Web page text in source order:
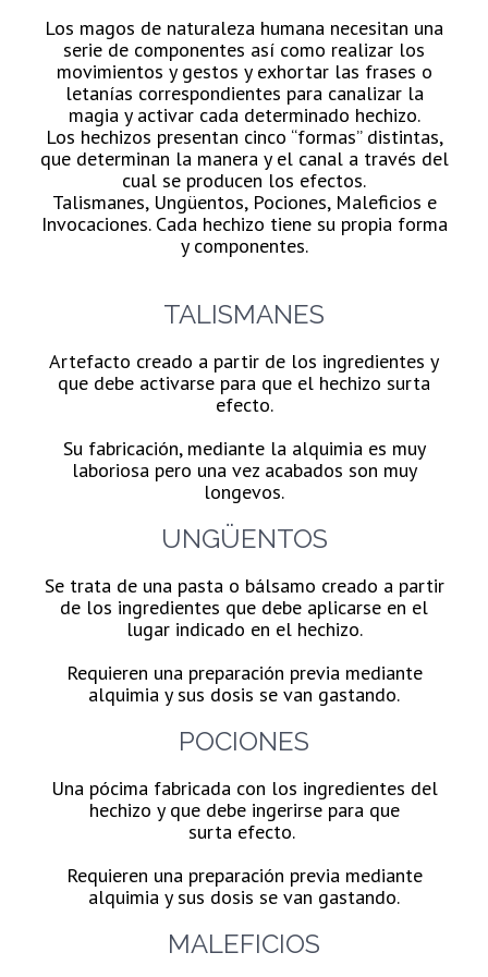
Los magos de naturaleza humana necesitan una
serie de componentes así como realizar los
movimientos y gestos y exhortar las frases o
letanías correspondientes para canalizar la
magia y activar cada determinado hechizo.
Los hechizos presentan cinco “formas” distintas,
que determinan la manera y el canal a través del
cual se producen los efectos.
Talismanes, Ungüentos, Pociones, Maleficios e
Invocaciones. Cada hechizo tiene su propia forma
y componentes.
TALISMANES
Artefacto creado a partir de los ingredientes y
que debe activarse para que el hechizo surta
efecto.
Su fabricación, mediante la alquimia es muy
laboriosa pero una vez acabados son muy
longevos.
UNGÜENTOS
Se trata de una pasta o bálsamo creado a partir
de los ingredientes que debe aplicarse en el
lugar indicado en el hechizo.
Requieren una preparación previa mediante
alquimia y sus dosis se van gastando.
POCIONES
Una pócima fabricada con los ingredientes del
hechizo y que debe ingerirse para que
surta efecto.
Requieren una preparación previa mediante
alquimia y sus dosis se van gastando.
MALEFICIOS